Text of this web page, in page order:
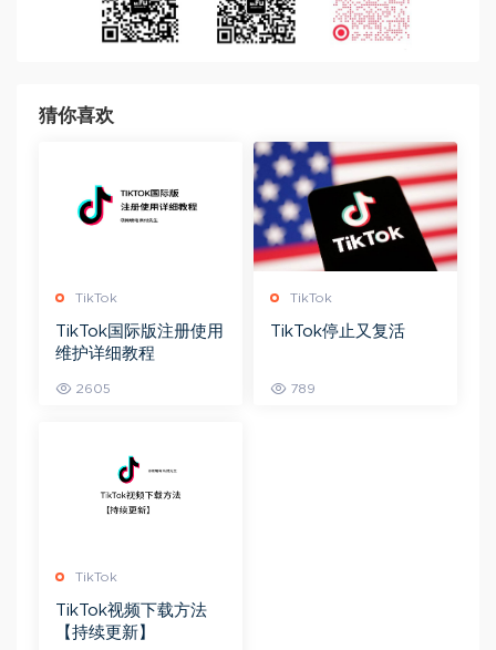
猜你喜欢
TikTok
TikTok国际版注册使用
维护详细教程
2605
TikTok
TikTok停止又复活
789
TikTok
TikTok视频下载方法
【持续更新】